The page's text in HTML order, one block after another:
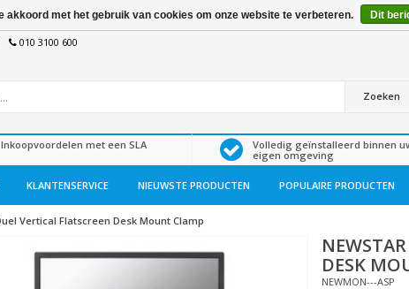
010 3100 600
Zoeken
Inkoopvoordelen met een SLA
Volledig geïnstalleerd binnen
eigen omgeving
KLANTENSERVICE NIEUWSTE PRODUCTEN POPULAIRE PRODUCTEN
Vertical Flatscreen Desk Mount Clamp
NEWSTAR
DESK
NEWMON---ASP
akkoord met het gebruik van cookies om onze website te verbeteren. Dit